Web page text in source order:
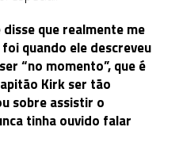
que realmente me
quando ele descreveu
“no momento”, que é
Kirk ser tão
sobre assistir o
tinha ouvido falar